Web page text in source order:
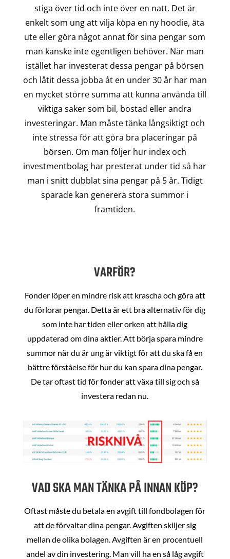
stiga över tid och inte över en natt. Det är
enkelt som ung att vilja köpa en ny hoodie, äta
ute eller göra något annat för sina pengar som
man kanske inte egentligen behöver. När man
istället har investerat dessa pengar på börsen
och låtit dessa jobba åt en under 30 år har man
en mycket större summa att kunna använda till
viktiga saker som bil, bostad eller andra
investeringar. Man måste tänka långsiktigt och
inte stressa för att göra bra placeringar på
börsen. Om man följer hur index och
investmentbolag har presterat under tid så har
man i snitt dubblat sina pengar på 5 år. Tidigt
sparade kan generera stora summor i
framtiden.
VARFÖR?
Fonder löper en mindre risk att krascha och göra att
du förlorar pengar. Detta är ett bra alternativ för dig
som inte har tiden eller orken att hålla dig
uppdaterad om dina aktier. Att börja spara mindre
summor när du är ung är viktigt för att du ska få en
bättre förståelse för hur du kan spara dina pengar.
De tar oftast tid för fonder att växa till sig och så
investera redan nu.
VAD SKA MAN TÄNKA PÅ INNAN KÖP?
Oftast måste du betala en avgift till fondbolagen för
att de förvaltar dina pengar. Avgiften skiljer sig
mellan de olika bolagen. Avgiften är en procentuell
andel av din investering. Man vill ha en så låg avgift